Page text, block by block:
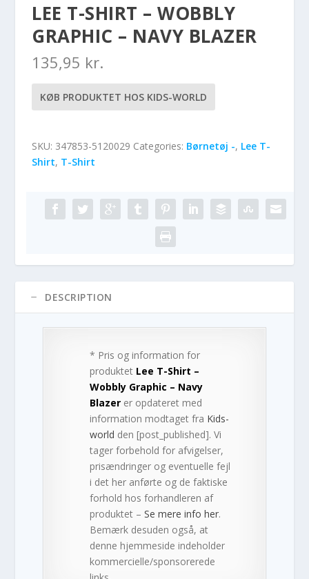
LEE T-SHIRT – WOBBLY
GRAPHIC – NAVY BLAZER
135,95 kr.
KØB PRODUKTET HOS KIDS-WORLD
SKU: 347853-5120029 Categories: Børnetøj -, Lee T-
Shirt, T-Shirt
DESCRIPTION
* Pris og information for
produktet Lee T-Shirt –
Wobbly Graphic – Navy
Blazer er opdateret med
information modtaget fra Kids-
world den [post_published]. Vi
tager forbehold for afvigelser,
prisændringer og eventuelle fejl
i det her anførte og de faktiske
forhold hos forhandleren af
produktet –Se mere info her.
Bemærk desuden også, at
denne hjemmeside indeholder
kommercielle/sponsorerede